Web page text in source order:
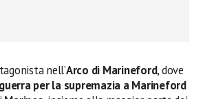
nell’Arco di Marineford, dove
guerra per la supremazia a Marineford